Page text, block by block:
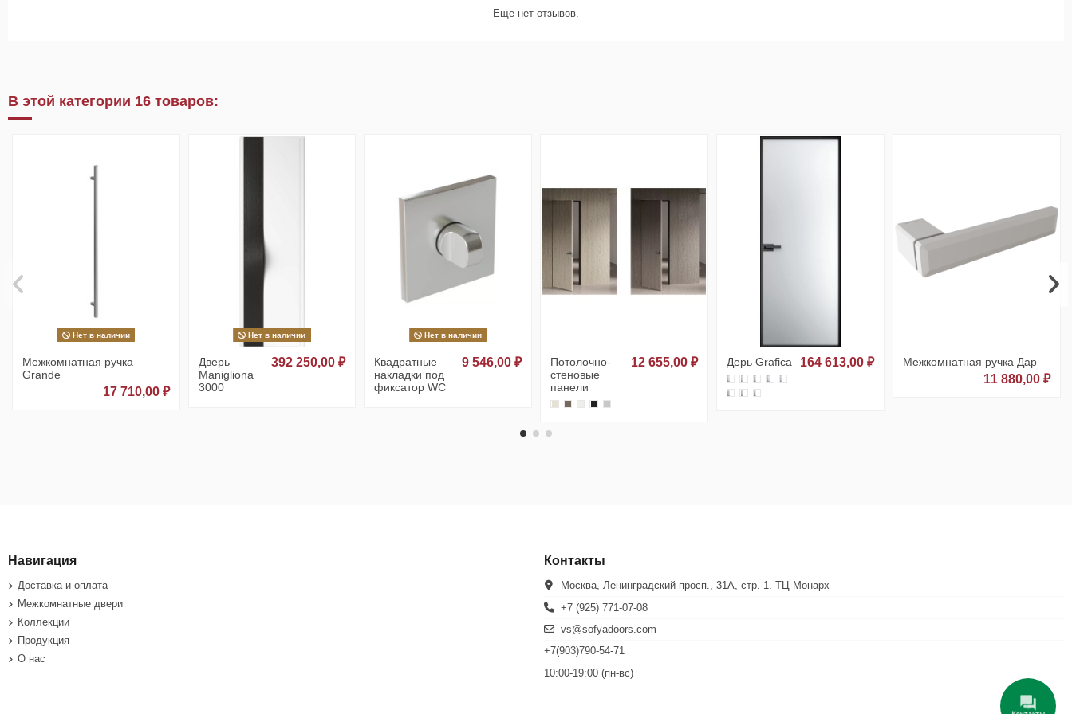
Еще нет отзывов.
В этой категории 16 товаров:
Нет в наличии
Межкомнатная ручка
Grande
17 710,00 ₽
Нет в наличии
Дверь
Manigliona
3000
392 250,00 ₽
Нет в наличии
Квадратные
накладки под
фиксатор WC
9 546,00 ₽
Потолочно-
стеновые
панели
12 655,00 ₽ Дерь Grafica 164 613,00 ₽ Межкомнатная ручка Дар
11 880,00 ₽
Навигация
Доставка и оплата
Межкомнатные двери
Коллекции
Продукция
О нас
Контакты
Москва, Ленинградский просп., 31А, стр. 1. ТЦ Монарх
+7 (925) 771-07-08
vs@sofyadoors.com
+7(903)790-54-71
10:00-19:00 (пн-вс)